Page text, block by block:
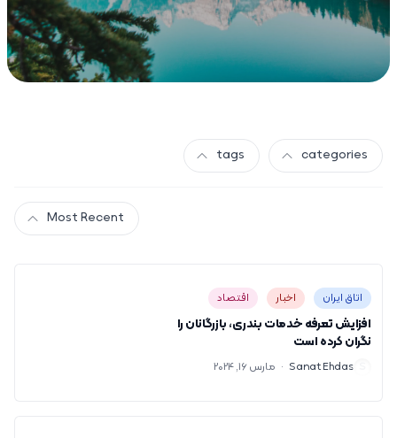
categories
tags
Most Recent
اتاق ایران اخبار اقتصاد
افزایش تعرفه خدمات بندری، بازرگانان را
نگران کرده است
Sanat Ehdas
· مارس 16, 2024